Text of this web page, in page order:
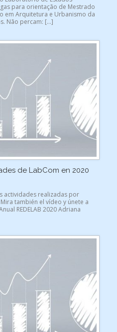
para orientação de Mestrado
em Arquitetura e Urbanismo da
Não percam: […]
de LabCom en 2020
actividades realizadas por
Mira también el vídeo y únete a
REDELAB 2020 Adriana